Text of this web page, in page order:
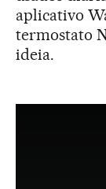
aplicativo
termostato
ideia.